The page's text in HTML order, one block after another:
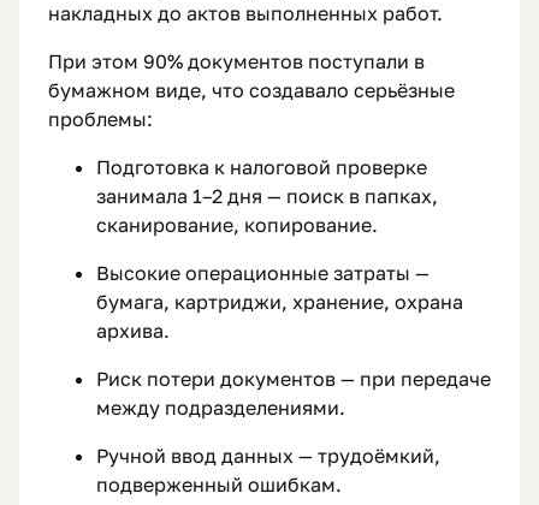
накладных до актов выполненных работ.
При этом 90% документов поступали в
бумажном виде, что создавало серьёзные
проблемы:
Подготовка к налоговой проверке
занимала 1–2 дня — поиск в папках,
сканирование, копирование.
Высокие операционные затраты —
бумага, картриджи, хранение, охрана
архива.
Риск потери документов — при передаче
между подразделениями.
Ручной ввод данных — трудоёмкий,
подверженный ошибкам.